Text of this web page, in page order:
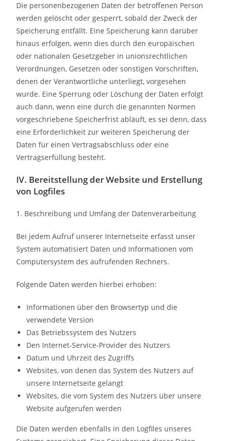
Die personenbezogenen Daten der betroffenen Person
werden gelöscht oder gesperrt, sobald der Zweck der
Speicherung entfällt. Eine Speicherung kann darüber
hinaus erfolgen, wenn dies durch den europäischen
oder nationalen Gesetzgeber in unionsrechtlichen
Verordnungen, Gesetzen oder sonstigen Vorschriften,
denen der Verantwortliche unterliegt, vorgesehen
wurde. Eine Sperrung oder Löschung der Daten erfolgt
auch dann, wenn eine durch die genannten Normen
vorgeschriebene Speicherfrist abläuft, es sei denn, dass
eine Erforderlichkeit zur weiteren Speicherung der
Daten für einen Vertragsabschluss oder eine
Vertragserfüllung besteht.
IV. Bereitstellung der Website und Erstellung
von Logfiles
1. Beschreibung und Umfang der Datenverarbeitung
Bei jedem Aufruf unserer Internetseite erfasst unser
System automatisiert Daten und Informationen vom
Computersystem des aufrufenden Rechners.
Folgende Daten werden hierbei erhoben:
Informationen über den Browsertyp und die
verwendete Version
Das Betriebssystem des Nutzers
Den Internet-Service-Provider des Nutzers
Datum und Uhrzeit des Zugriffs
Websites, von denen das System des Nutzers auf
unsere Internetseite gelangt
Websites, die vom System des Nutzers über unsere
Website aufgerufen werden
Die Daten werden ebenfalls in den Logfiles unseres